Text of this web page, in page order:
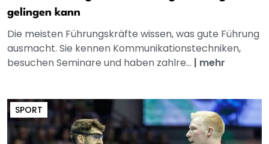
gelingen kann
Die meisten Führungskräfte wissen, was gute Führung
ausmacht. Sie kennen Kommunikationstechniken,
besuchen Seminare und haben zahlre... | mehr
SPORT